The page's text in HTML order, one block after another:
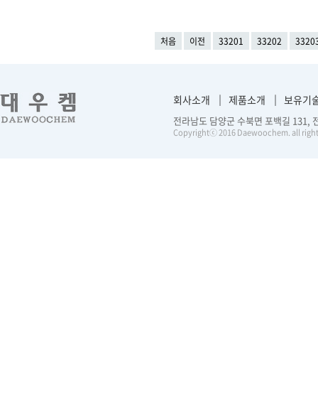
처음 이전 33201 33202
회사소개 제품소개 보유기
전라남도 담양군 수북면 포백길
Copyrightⓒ 2016 Daewoochem. all